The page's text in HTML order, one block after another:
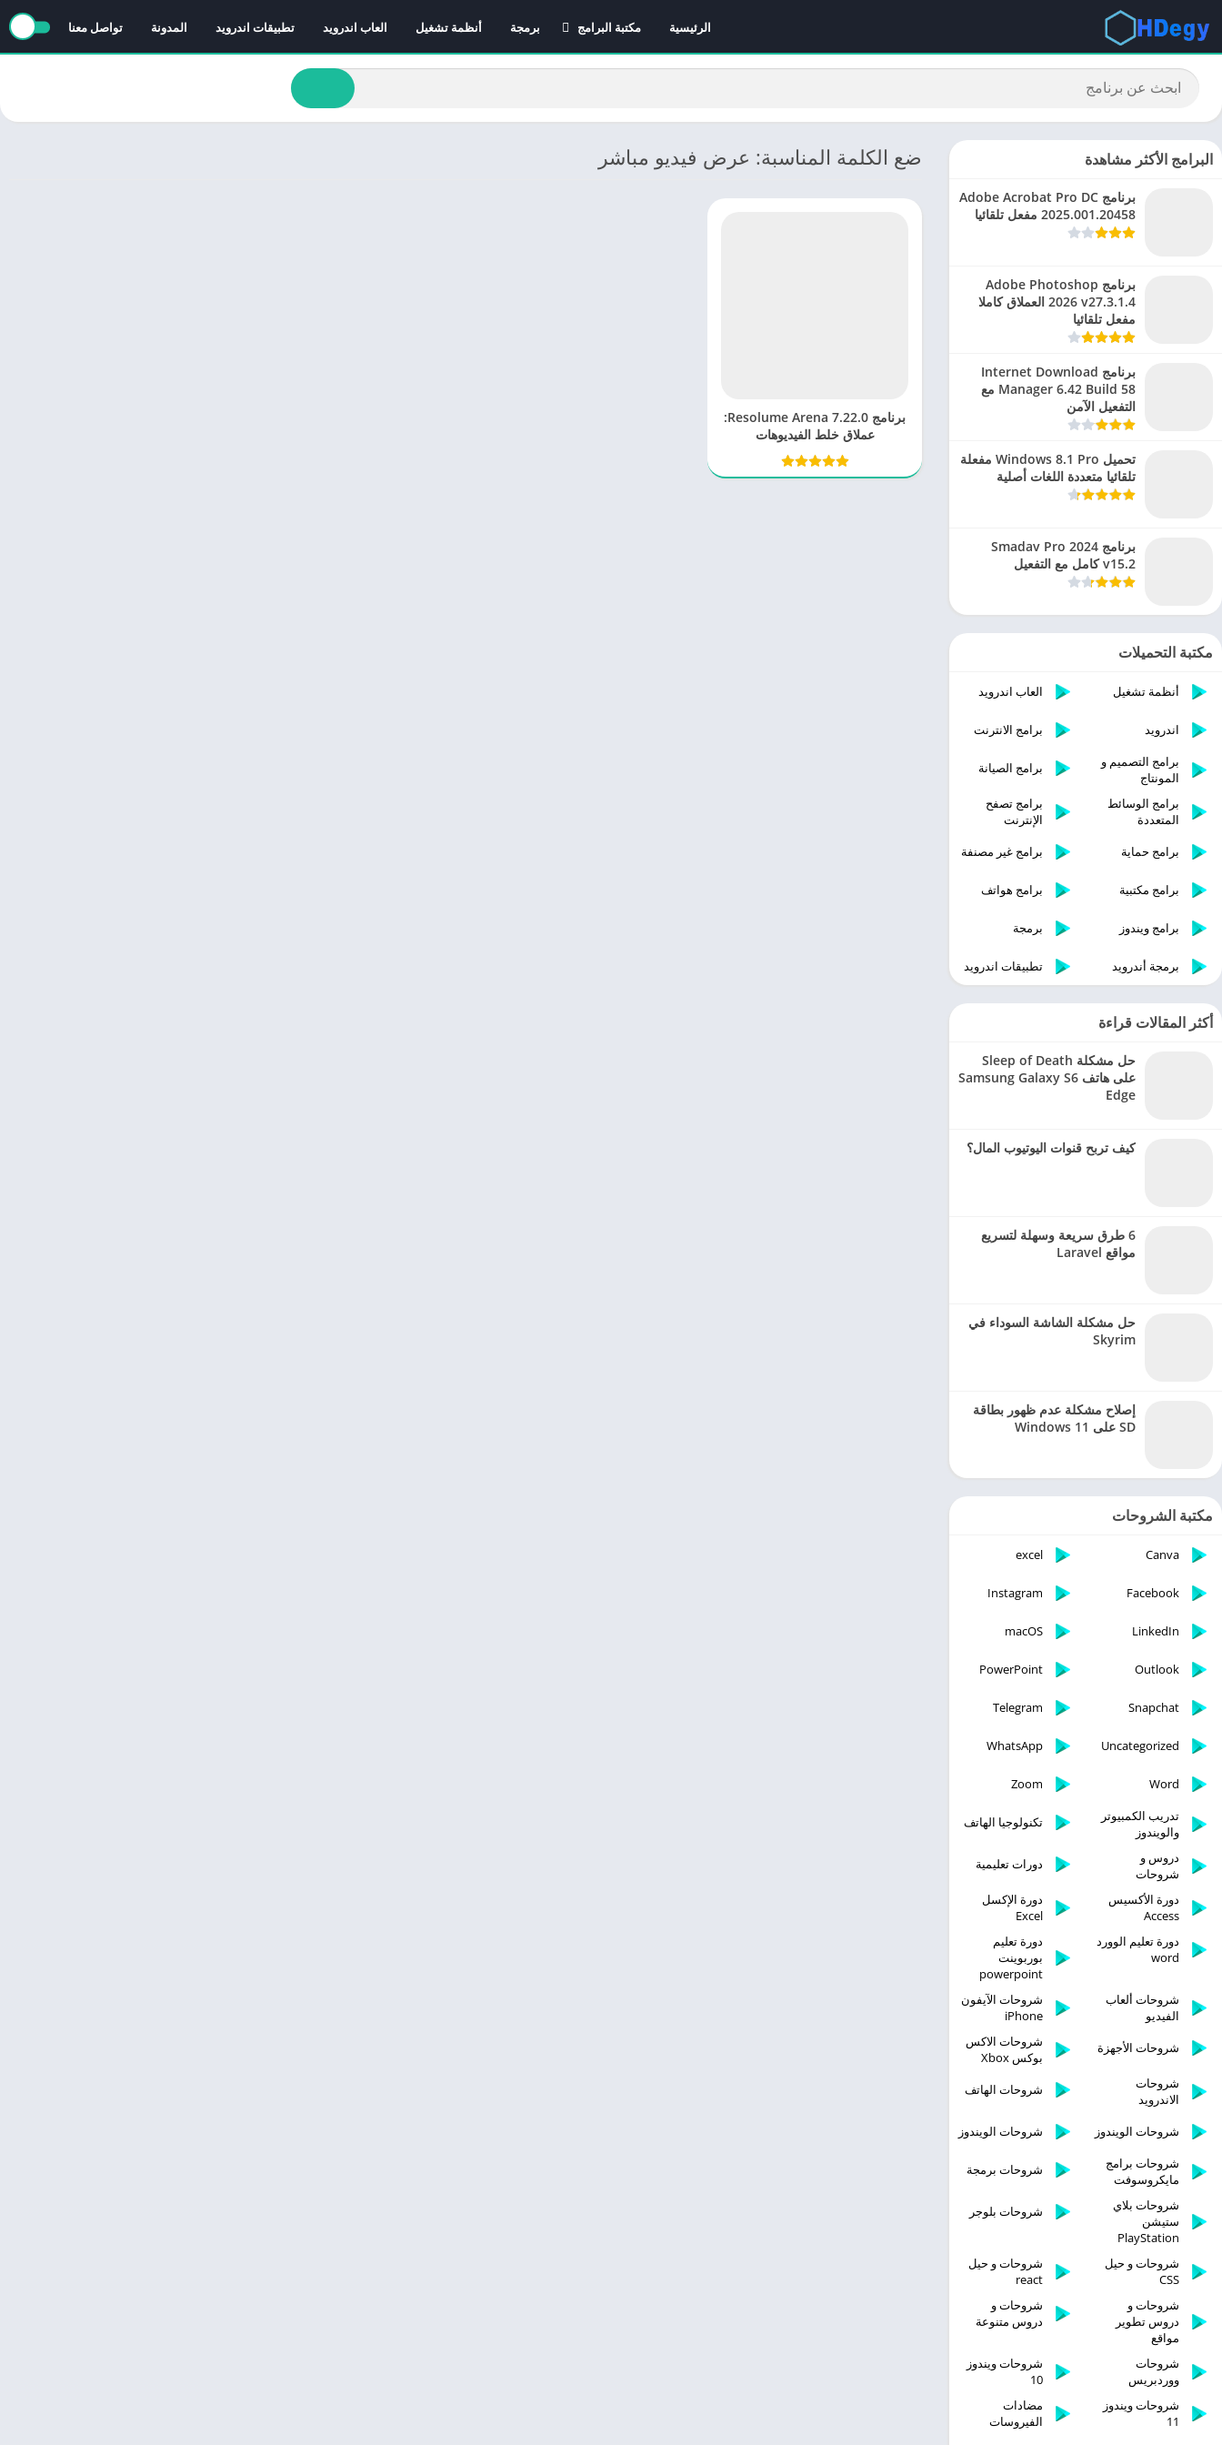
الرئيسية
مكتبة البرامج
برامج الانترنت
برامج تصفح الإنترنت
برمجة أنظمة تشغيل العاب اندرويد تطبيقات اندرويد المدونة تواصل معنا
ضع الكلمة المناسبة: عرض فيديو مباشر
برنامج Resolume Arena 7.22.0:
عملاق خلط الفيديوهات
البرامج الأكثر مشاهدة
برنامج Adobe Acrobat Pro DC
2025.001.20458 مفعل تلقائيا
برنامج Adobe Photoshop
2026 v27.3.1.4 العملاق كاملا
مفعل تلقائيا
برنامج Internet Download
Manager 6.42 Build 58 مع
التفعيل الآمن
تحميل Windows 8.1 Pro مفعلة
تلقائيا متعددة اللغات أصلية
برنامج Smadav Pro 2024
v15.2 كامل مع التفعيل
مكتبة التحميلات
أنظمة تشغيل العاب اندرويد
اندرويد
برامج الانترنت
برامج التصميم و
المونتاج
برامج الصيانة
برامج الوسائط
المتعددة
برامج تصفح
الإنترنت
برامج حماية
برامج غير مصنفة
برامج مكتبية برامج هواتف
برامج ويندوز برمجة
برمجة أندرويد تطبيقات اندرويد
أكثر المقالات قراءة
حل مشكلة Sleep of Death
على هاتف Samsung Galaxy S6
Edge
كيف تربح قنوات اليوتيوب المال؟
6 طرق سريعة وسهلة لتسريع
مواقع Laravel
حل مشكلة الشاشة السوداء في
Skyrim
إصلاح مشكلة عدم ظهور بطاقة
SD على Windows 11
مكتبة الشروحات
Canva
excel
Facebook
Instagram
LinkedIn
macOS
Outlook
PowerPoint
Snapchat
Telegram
Uncategorized
WhatsApp
Word
Zoom
تدريب الكمبيوتر
والويندوز
تكنولوجيا الهاتف
دروس و
شروحات
دورات تعليمية
دورة الأكسيس
Access
دورة الإكسل
Excel
دورة تعليم الوورد
word
دورة تعليم
بوربوينت
powerpoint
شروحات ألعاب
الفيديو
شروحات الآيفون
iPhone
شروحات الأجهزة
شروحات الاكس
بوكس Xbox
شروحات
الاندرويد
شروحات الهاتف
شروحات الويندوز
شروحات الويندوز
شروحات برامج
مايكروسوفت
شروحات برمجة
شروحات بلاي
ستيشن
PlayStation
شروحات بلوجر
شروحات و حيل
CSS
شروحات و حيل
react
شروحات و
دروس تطوير
مواقع
شروحات و
دروس متنوعة
شروحات
ووردبريس
شروحات ويندوز
10
شروحات ويندوز
11
مضادات
الفيروسات